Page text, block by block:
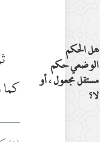
هل الحكم
الوضعي حكم
مستقل مجعول ، أو
لا؟